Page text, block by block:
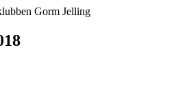
Gorm Jelling